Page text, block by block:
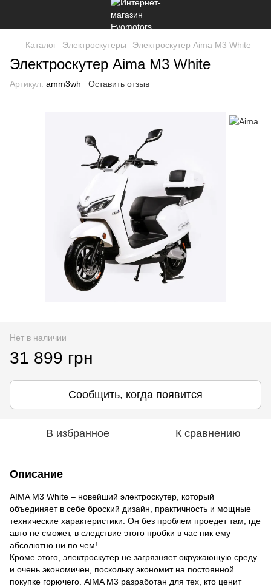
Каталог Электроскутеры Электроскутер Aima M3 White
Электроскутер Aima M3 White
Артикул: amm3wh Оставить отзыв
Нет в наличии
31 899 грн
Сообщить, когда появится
В избранное К сравнению
Описание
AIMA M3 White – новейший электроскутер, который
объединяет в себе броский дизайн, практичность и мощные
технические характеристики. Он без проблем проедет там, где
авто не сможет, в следствие этого пробки в час пик ему
абсолютно ни по чем!
Кроме этого, электроскутер не загрязняет окружающую среду
и очень экономичен, поскольку экономит на постоянной
покупке горючего. AIMA M3 разработан для тех, кто ценит